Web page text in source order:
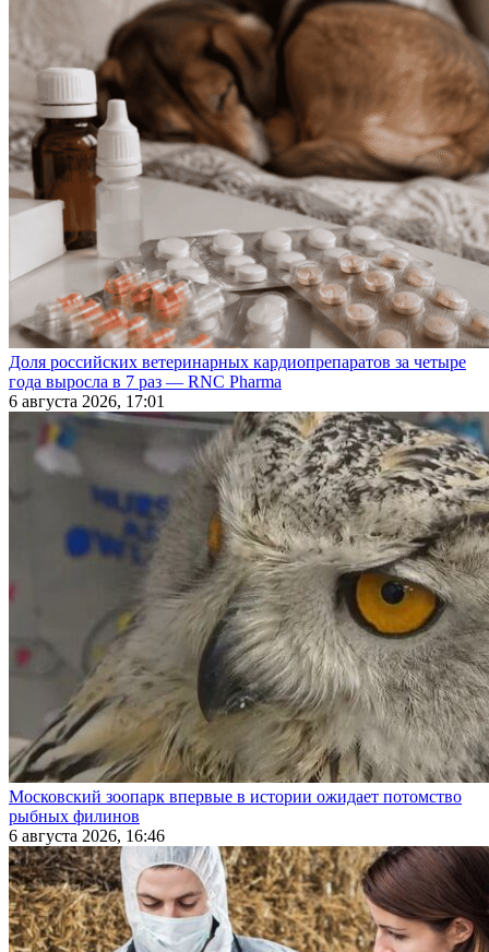
Доля российских ветеринарных кардиопрепаратов за четыре
года выросла в 7 раз — RNC Pharma
6 августа 2026, 17:01
Московский зоопарк впервые в истории ожидает потомство
рыбных филинов
6 августа 2026, 16:46